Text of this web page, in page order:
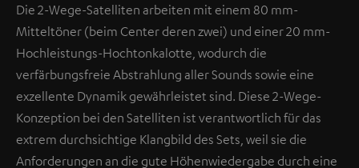
Die 2-Wege-Satelliten arbeiten mit einem 80 mm-
Mitteltöner (beim Center deren zwei) und einer 20 mm-
Hochleistungs-Hochtonkalotte, wodurch die
verfärbungsfreie Abstrahlung aller Sounds sowie eine
exzellente Dynamik gewährleistet sind. Diese 2-Wege-
Konzeption bei den Satelliten ist verantwortlich für das
extrem durchsichtige Klangbild des Sets, weil sie die
Anforderungen an die gute Höhenwiedergabe durch eine